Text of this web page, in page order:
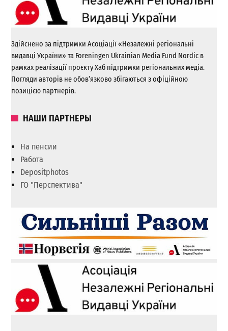
Здійснено за підтримки Асоціації «Незалежні регіональні
видавці України» та Foreningen Ukrainian Media Fund Nordic в
рамках реалізації проєкту Хаб підтримки регіональних медіа.
Погляди авторів не обов’язково збігаються з офіційною
позицією партнерів.
НАШИ ПАРТНЕРЫ
На пенсии
Работа
Depositphotos
ГО "Перспектива"